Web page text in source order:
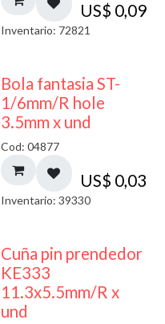
US$ 0,09
Inventario: 72821
Bola fantasia ST-
1/6mm/R hole
3.5mm x und
Cod: 04877
US$ 0,03
Inventario: 39330
Cuña pin prendedor
KE333
11.3x5.5mm/R x
und